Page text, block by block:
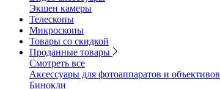
Экшен камеры
Телескопы
Микроскопы
Товары со скидкой
Проданные товары
Смотреть все
Аксессуары для фотоаппаратов и объективов
Бинокли